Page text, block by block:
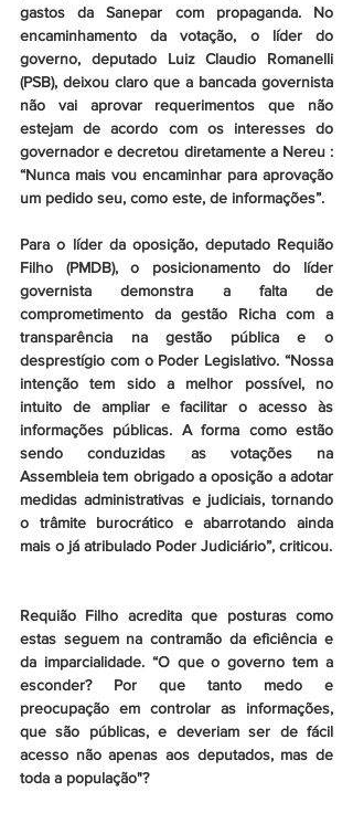
gastos da Sanepar com propaganda. No
encaminhamento da votação, o líder do
governo, deputado Luiz Claudio Romanelli
(PSB), deixou claro que a bancada governista
não vai aprovar requerimentos que não
estejam de acordo com os interesses do
governador e decretou diretamente a Nereu :
“Nunca mais vou encaminhar para aprovação
um pedido seu, como este, de informações”.
Para o líder da oposição, deputado Requião
Filho (PMDB), o posicionamento do líder
governista demonstra a falta de
comprometimento da gestão Richa com a
transparência na gestão pública e o
desprestígio com o Poder Legislativo. “Nossa
intenção tem sido a melhor possível, no
intuito de ampliar e facilitar o acesso às
informações públicas. A forma como estão
sendo conduzidas as votações na
Assembleia tem obrigado a oposição a adotar
medidas administrativas e judiciais, tornando
o trâmite burocrático e abarrotando ainda
mais o já atribulado Poder Judiciário”, criticou.
Requião Filho acredita que posturas como
estas seguem na contramão da eficiência e
da imparcialidade. “O que o governo tem a
esconder? Por que tanto medo e
preocupação em controlar as informações,
que são públicas, e deveriam ser de fácil
acesso não apenas aos deputados, mas de
toda a população"?